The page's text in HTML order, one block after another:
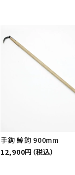
手鉤 鯨鉤 900mm
12,900円（税込）